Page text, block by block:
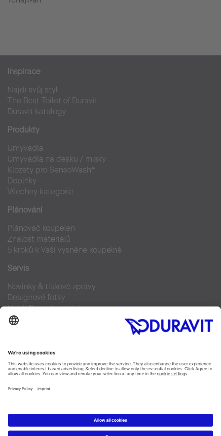
Inspirace
Najdi svůj styl
The Best Toilet of Duravit
Duravit katalogy
Produkty
Umyvadla
Umyvadla na desku / misky
Klozety pro SensoWash®
Doplňky
Všechny kategorie
Plánování
Plánovač koupelen
Znalost materiálů
5 kroků k Vaší vysněné koupelně
Servis
Novinky & tiskové zprávy
Designové fotky
Najdi Duravit prodejce
Často kladené otázky
Facebook
Instagram
Pinterest
Blog
Linked In
Copyright © 2026 Duravit AG